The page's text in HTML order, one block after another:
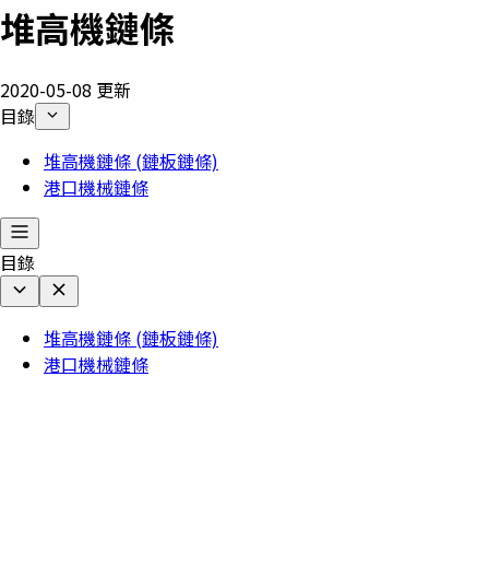
堆高機鏈條
2020-05-08 更新
目錄
堆高機鏈條 (鏈板鏈條)
港口機械鏈條
目錄
堆高機鏈條 (鏈板鏈條)
港口機械鏈條